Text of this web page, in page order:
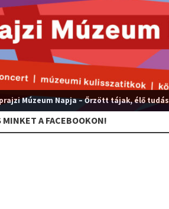
Múzeum Napja – Őrzött tájak, élő tudás
MINKET A FACEBOOKON!